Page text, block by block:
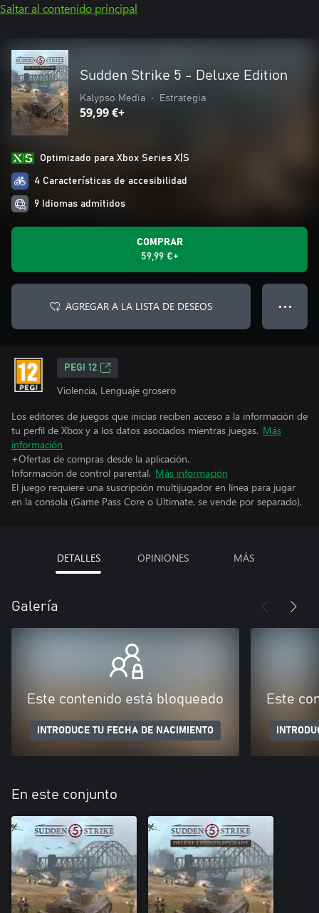
Saltar al contenido principal
Sudden Strike 5 - Deluxe Edition
Kalypso Media • Estrategia
59,99 €+
Optimizado para Xbox Series X|S
4 Características de accesibilidad
9 Idiomas admitidos
COMPRAR
59,99 €+
AGREGAR A LA LISTA DE DESEOS ● ● ●
PEGI 12
Violencia, Lenguaje grosero
Los editores de juegos que inicias reciben acceso a la información de
tu perfil de Xbox y a los datos asociados mientras juegas. Más
información
+Ofertas de compras desde la aplicación.
Información de control parental. Más información
El juego requiere una suscripción multijugador en línea para jugar
en la consola (Game Pass Core o Ultimate, se vende por separado).
DETALLES OPINIONES MÁS
Galería
Este contenido está bloqueado
INTRODUCE TU FECHA DE NACIMIENTO
Este
En este conjunto